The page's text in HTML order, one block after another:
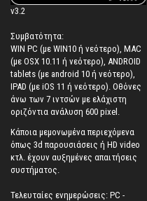
v3.2
Συμβατότητα:
WIN PC (με WIN10 ή νεότερο), MAC
(με OSX 10.11 ή νεότερο), ANDROID
tablets (με android 10 ή νεότερο),
IPAD (με iOS 11 ή νεότερο). Oθόνες
άνω των 7 ιντσών με ελάχιστη
οριζόντια ανάλυση 600 pixel.
Κάποια μεμονωμένα περιεχόμενα
όπως 3d παρουσιάσεις ή HD video
κτλ. έχουν αυξημένες απαιτήσεις
συστήματος.
Τελευταίες ενημερώσεις: PC -